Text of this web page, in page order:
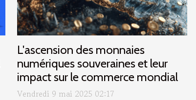
L'ascension des monnaies
numériques souveraines et leur
impact sur le commerce mondial
Vendredi 9 mai 2025 02:17